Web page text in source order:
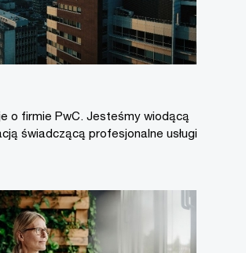
o firmie PwC. Jesteśmy wiodącą
świadczącą profesjonalne usługi